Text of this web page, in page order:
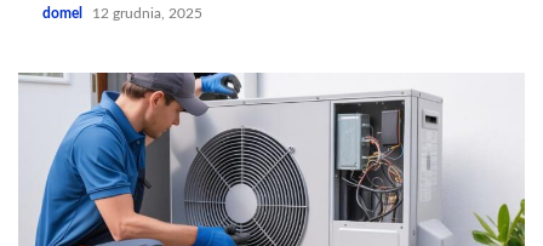
domel 12 grudnia, 2025